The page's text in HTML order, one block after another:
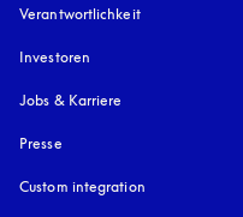
Verantwortlichkeit
Investoren
Jobs & Karriere
Presse
Custom integration